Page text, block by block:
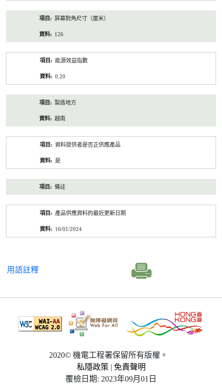
屏幕對角尺寸（厘米）
126
能源效益指數
0.20
製造地方
越南
資料提供者是否正供應產品
是
備註
產品供應資料的最近更新日期
16/01/2024
用語註釋
2020© 機電工程署保留所有版權。
私隱政策 | 免責聲明
覆檢日期: 2023年09月01日